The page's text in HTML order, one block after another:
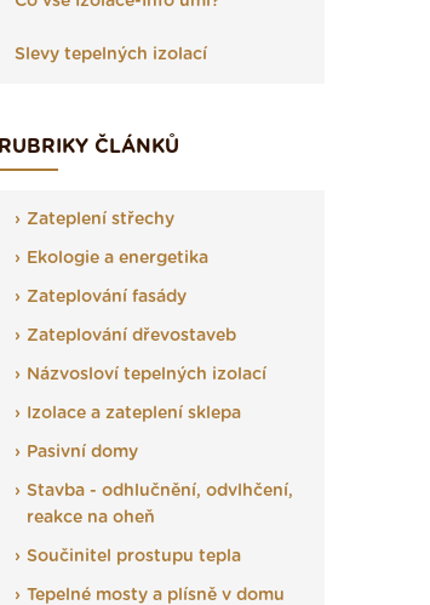
Slevy tepelných izolací
RUBRIKY ČLÁNKŮ
Zateplení střechy
Ekologie a energetika
Zateplování fasády
Zateplování dřevostaveb
Názvosloví tepelných izolací
Izolace a zateplení sklepa
Pasivní domy
Stavba - odhlučnění, odvlhčení,
reakce na oheň
Součinitel prostupu tepla
Tepelné mosty a plísně v domu